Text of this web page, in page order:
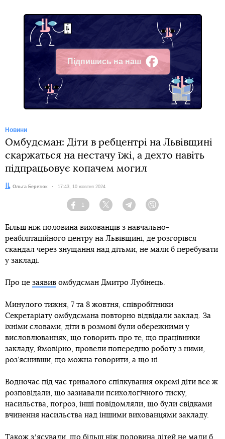
Підпишись на наш
Facebook
Новини
Омбудсман: Діти в ребцентрі на Львівщині
скаржаться на нестачу їжі, а дехто навіть
підпрацьовує копачем могил
Автор:
Ольга Березюк Дата:
17:43, 10 жовтня 2024
Facebook
1
Twitter TelegramViber
Більш ніж половина вихованців з навчально-
реабілітаційного центру на Львівщині, де розгорівся
скандал через знущання над дітьми, не мали б перебувати
у закладі.
Про це заявив омбудсман Дмитро Лубінець.
Минулого тижня, 7 та 8 жовтня, співробітники
Секретаріату омбудсмана повторно відвідали заклад. За
їхніми словами, діти в розмові були обережними у
висловлюваннях, що говорить про те, що працівники
закладу, ймовірно, провели попередню роботу з ними,
роз’яснивши, що можна говорити, а що ні.
Водночас під час тривалого спілкування окремі діти все ж
розповідали, що зазнавали психологічного тиску,
насильства, погроз, інші повідомляли, що були свідками
вчинення насильства над іншими вихованцями закладу.
Також зʼясували, що більш ніж половина дітей не мали б